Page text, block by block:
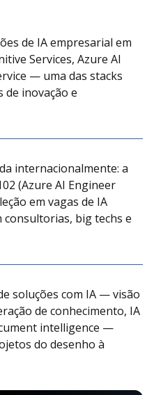
de IA empresarial em
Services, Azure AI
— uma das stacks
de inovação e
internacionalmente: a
(Azure AI Engineer
em vagas de IA
big techs e
soluções com IA — visão
de conhecimento, IA
intelligence —
do desenho à